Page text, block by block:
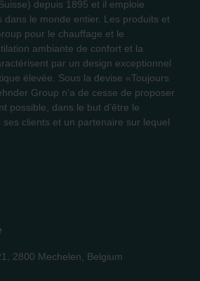
nous vous invitons à prendre
politique relative aux cookies.
der Zehnder Group
Privacy
nv/sa: Déclarations de confidentialité
Republic s.r.o.: Zásady ochrany
Protection des données
SAU: Política de privacidad
Privacy
İklimlendirme Sanayi ve Ticaret
bv: Privacyverklaringen
depuis 1895 et il emploie
dans le monde entier. Les produits et
pour le chauffage et le
ambiante de confort et la
par un design exceptionnel
élevée. Sous la devise «Toujours
Group n’a de cesse de proposer
possible, dans le but d’être le
clients et un partenaire sur lequel
2800 Mechelen, Belgium